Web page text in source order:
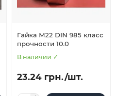
Гайка М22 DIN 985 класс
прочности 10.0
В наличии ✓
23.24 грн./шт.